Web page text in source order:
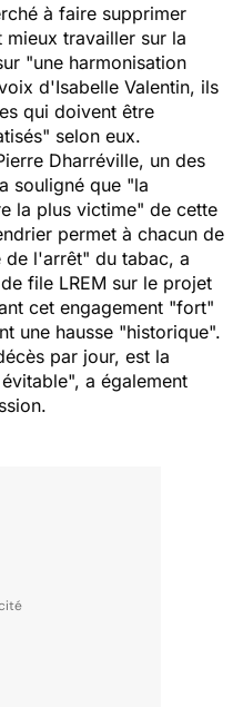
à faire supprimer
travailler sur la
"une harmonisation
d'Isabelle Valentin, ils
qui doivent être
selon eux.
Dharréville, un des
souligné que "la
la plus victime" de cette
permet à chacun de
de l'arrêt" du tabac, a
file LREM sur le projet
cet engagement "fort"
une hausse "historique".
par jour, est la
a également